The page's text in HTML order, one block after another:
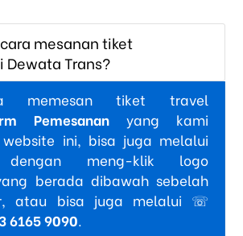
mesanan tiket
Trans?
memesan tiket travel
Pemesanan yang kami
ini, bisa juga melalui
meng-klik logo
berada dibawah sebelah
atau bisa juga melalui ☏
6165 9090.